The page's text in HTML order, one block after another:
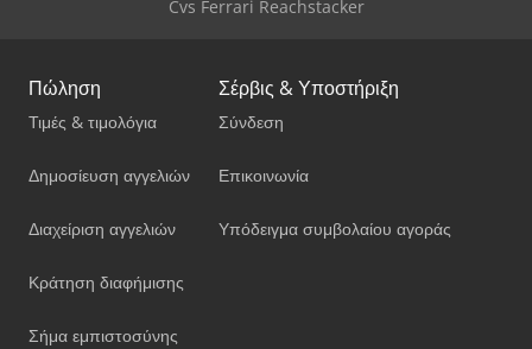
Cvs Ferrari Reachstacker
Πώληση
Τιμές & τιμολόγια
Δημοσίευση αγγελιών
Διαχείριση αγγελιών
Κράτηση διαφήμισης
Σήμα εμπιστοσύνης
Σέρβις & Υποστήριξη
Σύνδεση
Επικοινωνία
Υπόδειγμα συμβολαίου αγοράς